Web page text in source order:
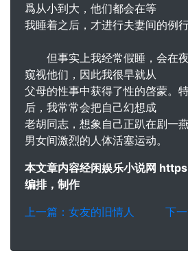
爲从小到大，他们都会在等
我睡着之后，才进行夫妻间的例行
但事实上我经常假睡，会在夜
窥视他们，因此我很早就从
父母的性事中获得了性的啓蒙。
后，我常常会把自己幻想成
老胡同志，想象自己正趴在剧一
男女间激烈的人体活塞运动。
本文章内容经闲娱乐小说网
编排，制作
上一篇：女友的旧情人
下